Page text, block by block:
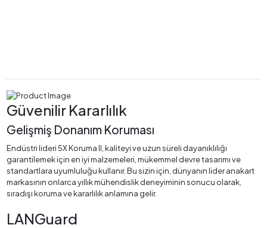
Güvenilir Kararlılık
Gelişmiş Donanım Koruması
Endüstri lideri 5X Koruma II, kaliteyi ve uzun süreli dayanıklılığı
garantilemek için en iyi malzemeleri, mükemmel devre tasarımı ve
standartlara uyumluluğu kullanır. Bu sizin için, dünyanın lider anakart
markasının onlarca yıllık mühendislik deneyiminin sonucu olarak,
sıradışı koruma ve kararlılık anlamına gelir.
LANGuard